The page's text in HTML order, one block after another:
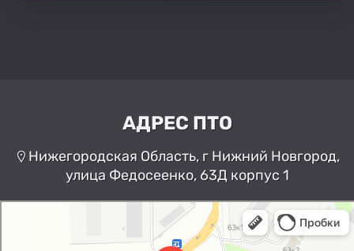
АДРЕС ПТО
Нижегородская Область, г Нижний Новгород,
улица Федосеенко, 63Д корпус 1
Нижний Новгород
Улица Федосеенко, 63Дк1 —
Яндекс Карты